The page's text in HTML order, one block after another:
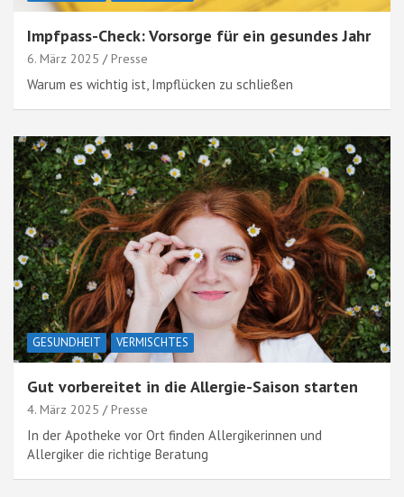
Impfpass-Check: Vorsorge für ein gesundes Jahr
6. März 2025 Presse
Warum es wichtig ist, Impflücken zu schließen
GESUNDHEIT VERMISCHTES
Gut vorbereitet in die Allergie-Saison starten
4. März 2025 Presse
In der Apotheke vor Ort finden Allergikerinnen und
Allergiker die richtige Beratung